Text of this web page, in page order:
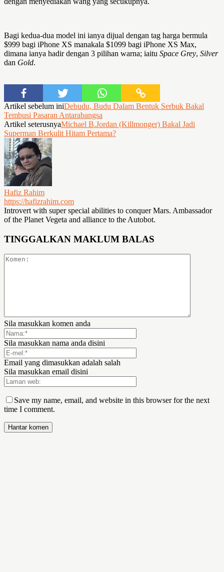
Bagi kedua-dua model ini ianya dijual dengan tag harga bermula
$999 bagi iPhone XS manakala $1099 bagi iPhone XS Max,
dimana ianya hadir dengan 3 pilihan warna; iaitu Space Grey, Silver
dan Gold.
Artikel sebelum iniDebudu, Budu Dalam Bentuk Serbuk Bakal
Tembusi Pasaran Antarabangsa
Artikel seterusnyaMichael B.Jordan (Killmonger) Bakal Jadi
Superman Berkulit Hitam Pertama?
Hafiz Rahim
https://hafizrahim.com
Introvert with super special abilities to conquer Mars. Ambassador
of the Planet Vegeta and alliance to the Autobot.
TINGGALKAN MAKLUM BALAS
Sila masukkan komen anda
Sila masukkan nama anda disini
Email yang dimasukkan adalah salah
Sila masukkan email disini
Save my name, email, and website in this browser for the next
time I comment.